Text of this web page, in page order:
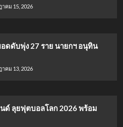
คม 15, 2026
ดดับพุ่ง 27 ราย นายกฯ อนุทิน
คม 13, 2026
ด์ ลุยฟุตบอลโลก 2026 พร้อม